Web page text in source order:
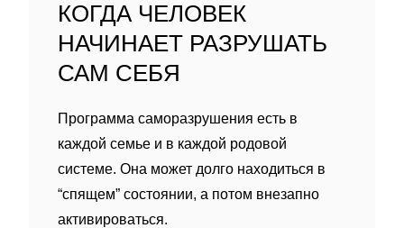
КОГДА ЧЕЛОВЕК
НАЧИНАЕТ РАЗРУШАТЬ
САМ СЕБЯ
Программа саморазрушения есть в
каждой семье и в каждой родовой
системе. Она может долго находиться в
“спящем” состоянии, а потом внезапно
активироваться.